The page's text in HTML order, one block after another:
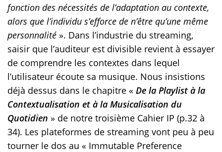
fonction des nécessités de l’adaptation au contexte,
alors que l’individu s’efforce de n’être qu’une même
personnalité ». Dans l’industrie du streaming,
saisir que l’auditeur est divisible revient à essayer
de comprendre les contextes dans lequel
l’utilisateur écoute sa musique. Nous insistions
déjà dessus dans le chapitre « De la Playlist à la
Contextualisation et à la Musicalisation du
Quotidien » de notre troisième Cahier IP (p.32 à
34). Les plateformes de streaming vont peu à peu
tourner le dos au « Immutable Preference